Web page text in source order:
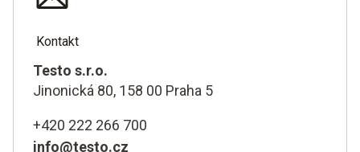
Kontakt
Testo s.r.o.
Jinonická 80, 158 00 Praha 5
+420 222 266 700
info@testo.cz